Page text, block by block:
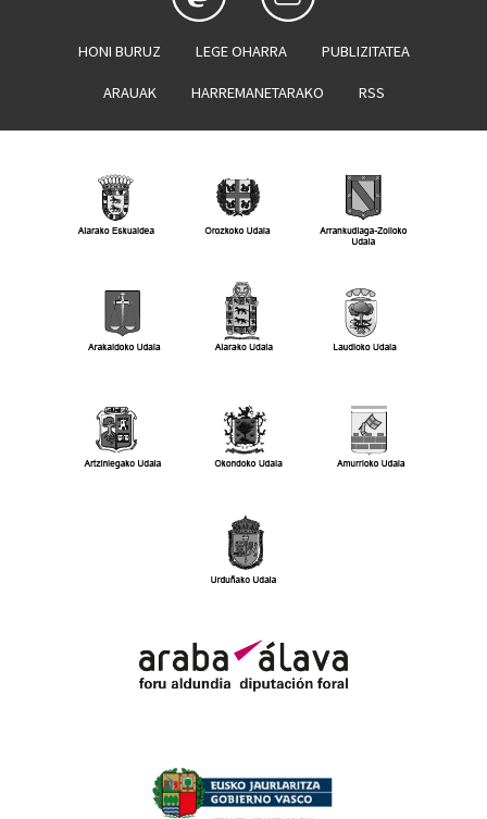
HONI BURUZ LEGE OHARRA PUBLIZITATEA
ARAUAK HARREMANETARAKO RSS